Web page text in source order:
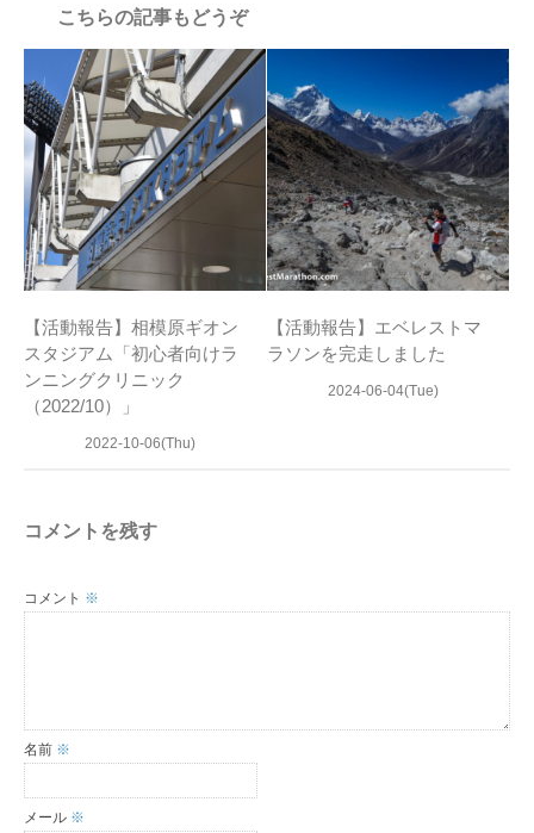
こちらの記事もどうぞ
【活動報告】相模原ギオン
スタジアム「初心者向けラ
ンニングクリニック
（2022/10）」
2022-10-06(Thu)
【活動報告】エベレストマ
ラソンを完走しました
2024-06-04(Tue)
コメントを残す
コメント ※
名前 ※
メール ※